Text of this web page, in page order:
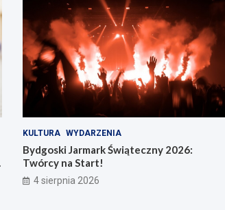
KULTURA WYDARZENIA
Bydgoski Jarmark Świąteczny 2026:
Twórcy na Start!
4 sierpnia 2026